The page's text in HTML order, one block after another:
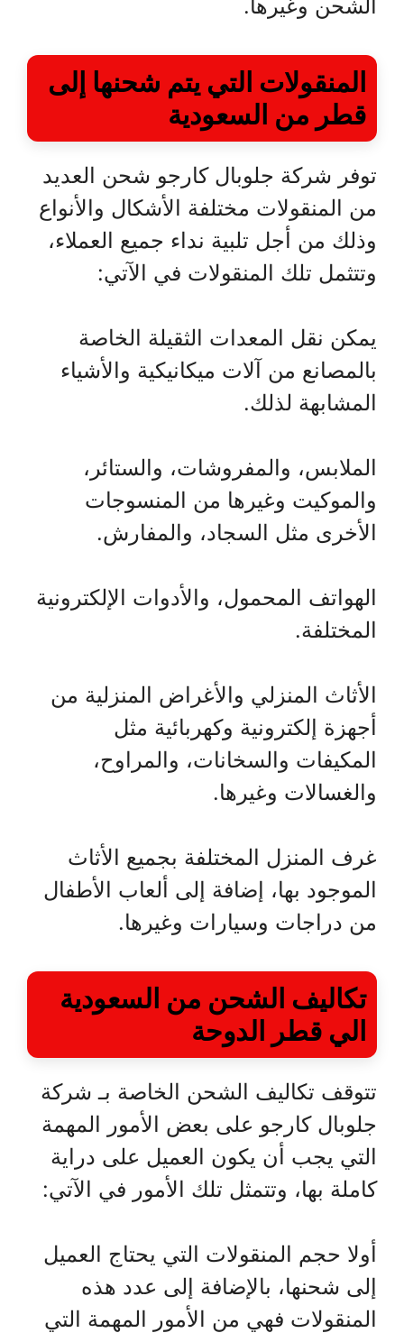
الشحن وغيرها.
المنقولات التي يتم شحنها إلى
قطر من السعودية
توفر شركة جلوبال كارجو شحن العديد
من المنقولات مختلفة الأشكال والأنواع
وذلك من أجل تلبية نداء جميع العملاء،
وتتثمل تلك المنقولات في الآتي:
يمكن نقل المعدات الثقيلة الخاصة
بالمصانع من آلات ميكانيكية والأشياء
المشابهة لذلك.
الملابس، والمفروشات، والستائر،
والموكيت وغيرها من المنسوجات
الأخرى مثل السجاد، والمفارش.
الهواتف المحمول، والأدوات الإلكترونية
المختلفة.
الأثاث المنزلي والأغراض المنزلية من
أجهزة إلكترونية وكهربائية مثل
المكيفات والسخانات، والمراوح،
والغسالات وغيرها.
غرف المنزل المختلفة بجميع الأثاث
الموجود بها، إضافة إلى ألعاب الأطفال
من دراجات وسيارات وغيرها.
تكاليف الشحن من السعودية
الي قطر الدوحة
تتوقف تكاليف الشحن الخاصة بـ شركة
جلوبال كارجو على بعض الأمور المهمة
التي يجب أن يكون العميل على دراية
كاملة بها، وتتمثل تلك الأمور في الآتي:
أولا حجم المنقولات التي يحتاج العميل
إلى شحنها، بالإضافة إلى عدد هذه
المنقولات فهي من الأمور المهمة التي